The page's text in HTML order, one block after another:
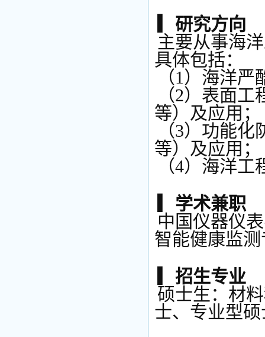
▎研究方向
主要从事海
具体包括：
（1）海洋
（2）表面
等）及应用；
（3）功能
等）及应用；
（4）海洋
▎学术兼职
中国仪器仪
智能健康监
▎招生专业
硕士生：材
士、专业型硕